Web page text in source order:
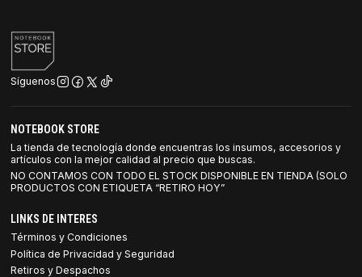
Síguenos
NOTEBOOK STORE
La tienda de tecnología donde encuentras los insumos, accesorios y
artículos con la mejor calidad al precio que buscas.
NO CONTAMOS CON TODO EL STOCK DISPONIBLE EN TIENDA (SOLO
PRODUCTOS CON ETIQUETA “RETIRO HOY”
LINKS DE INTERES
Términos y Condiciones
Política de Privacidad y Seguridad
Retiros y Despachos